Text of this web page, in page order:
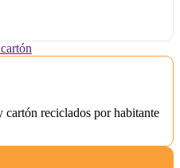
cartón reciclados por habitante